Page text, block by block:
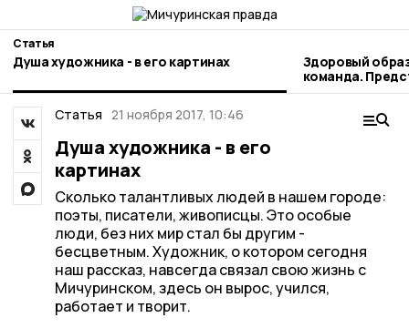
Статья
Душа художника - в его картинах
Здоровый
команда.
наукограда
Статья 21 ноября 2017, 10:46
Душа художника - в его
картинах
Сколько талантливых людей в нашем городе:
поэты, писатели, живописцы. Это особые
люди, без них мир стал бы другим -
бесцветным. Художник, о котором сегодня
наш рассказ, навсегда связал свою жизнь с
Мичуринском, здесь он вырос, учился,
работает и творит.